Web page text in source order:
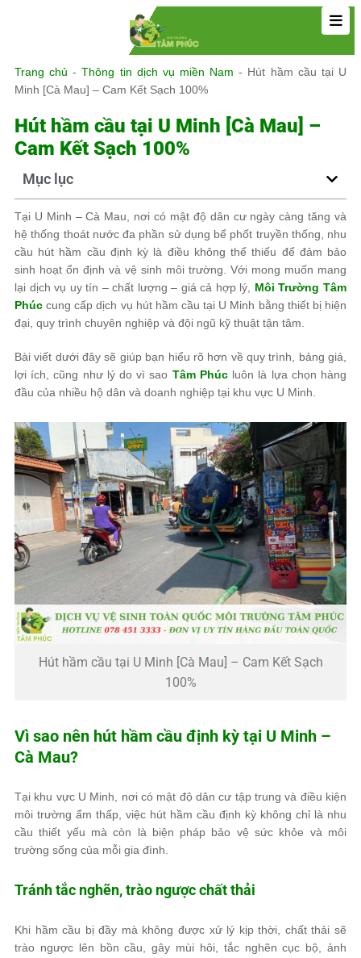
Trang chủ -Thông tin dịch vụ miền Nam - Hút hầm cầu tại U
Minh [Cà Mau] – Cam Kết Sạch 100%
Hút hầm cầu tại U Minh [Cà Mau] –
Cam Kết Sạch 100%
Mục lục
Tại U Minh – Cà Mau, nơi có mật độ dân cư ngày càng tăng và
hệ thống thoát nước đa phần sử dụng bể phốt truyền thống, nhu
cầu hút hầm cầu định kỳ là điều không thể thiếu để đảm bảo
sinh hoạt ổn định và vệ sinh môi trường. Với mong muốn mang
lại dịch vụ uy tín – chất lượng – giá cả hợp lý, Môi Trường Tâm
Phúc cung cấp dịch vụ hút hầm cầu tại U Minh bằng thiết bị hiện
đại, quy trình chuyên nghiệp và đội ngũ kỹ thuật tận tâm.
Bài viết dưới đây sẽ giúp bạn hiểu rõ hơn về quy trình, bảng giá,
lợi ích, cũng như lý do vì sao Tâm Phúcluôn là lựa chọn hàng
đầu của nhiều hộ dân và doanh nghiệp tại khu vực U Minh.
Hút hầm cầu tại U Minh [Cà Mau] – Cam Kết Sạch
100%
Vì sao nên hút hầm cầu định kỳ tại U Minh –
Cà Mau?
Tại khu vực U Minh, nơi có mật độ dân cư tập trung và điều kiện
môi trường ẩm thấp, việc hút hầm cầu định kỳ không chỉ là nhu
cầu thiết yếu mà còn là biện pháp bảo vệ sức khỏe và môi
trường sống của mỗi gia đình.
Tránh tắc nghẽn, trào ngược chất thải
Khi hầm cầu bị đầy mà không được xử lý kịp thời, chất thải sẽ
trào ngược lên bồn cầu, gây mùi hôi, tắc nghẽn cục bộ, ảnh